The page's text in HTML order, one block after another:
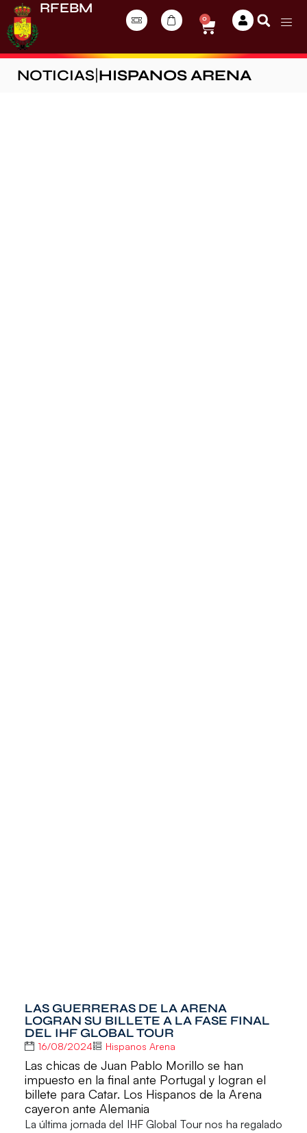
RFEBM
0
NOTICIAS HISPANOS ARENA
LAS GUERRERAS DE LA ARENA
LOGRAN SU BILLETE A LA FASE FINAL
DEL IHF GLOBAL TOUR
16/08/2024 Hispanos Arena
Las chicas de Juan Pablo Morillo se han
impuesto en la final ante Portugal y logran el
billete para Catar. Los Hispanos de la Arena
cayeron ante Alemania
La última jornada del IHF Global Tournos ha regalado